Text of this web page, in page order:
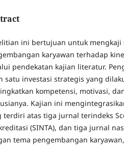
ini bertujuan untuk
karyawan terhadap
pendekatan kajian literatur.
satu investasi strategis yang
kompetensi, motivasi,
Kajian ini
terdiri atas tiga jurnal terindeks
(SINTA), dan tiga jurnal
tema pengembangan